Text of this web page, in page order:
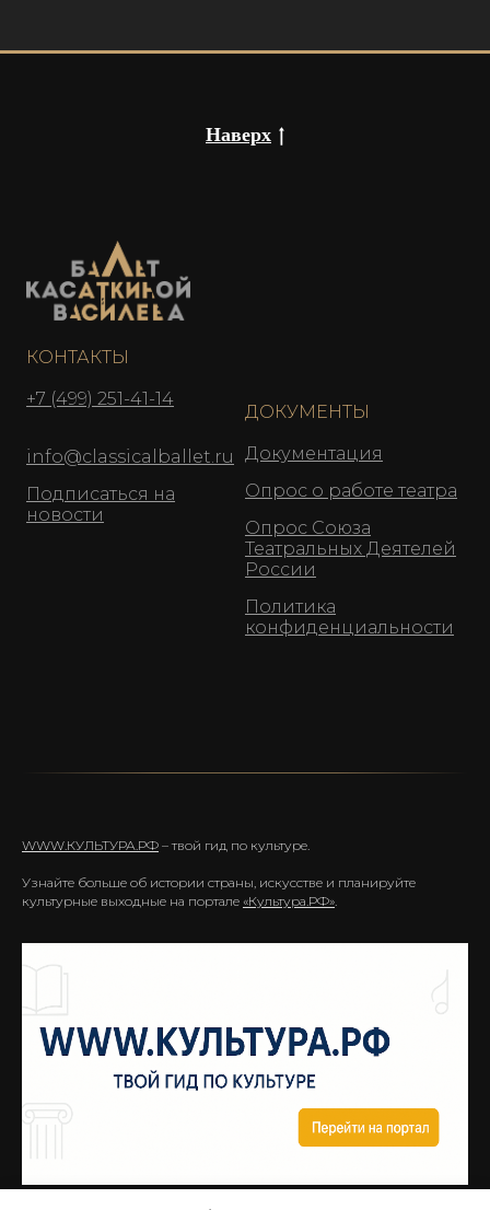
Наверх
КОНТАКТЫ
+7 (499) 251-41-14
info@classicalballet.ru
Подписаться на
новости
ДОКУМЕНТЫ
Документация
Опрос о работе театра
Опрос Союза
Театральных Деятелей
России
Политика
конфиденциальности
WWW.КУЛЬТУРА.РФ – твой гид по культуре.
Узнайте больше об истории страны, искусстве и планируйте
культурные выходные на портале «Культура.РФ».